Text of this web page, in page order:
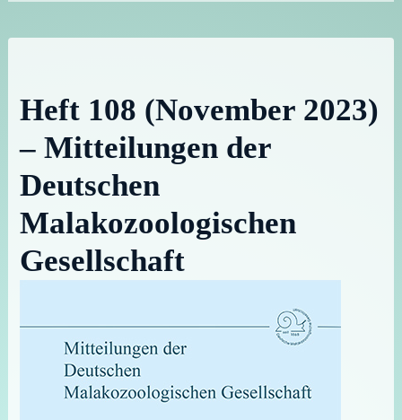
Heft 108 (November 2023)
– Mitteilungen der
Deutschen
Malakozoologischen
Gesellschaft